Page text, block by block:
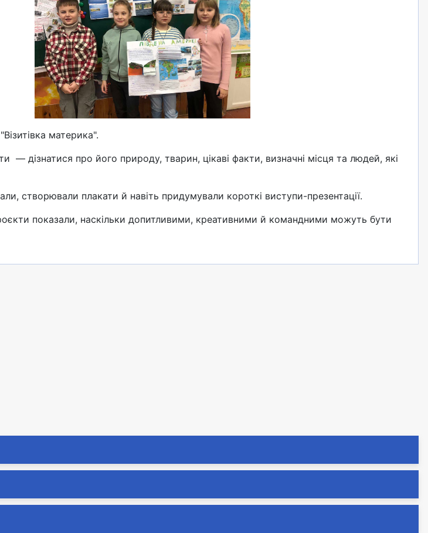
материка".
— дізнатися про його природу, тварин, цікаві факти, визначні місця та людей, які
створювали плакати й навіть придумували короткі виступи-презентації.
показали, наскільки допитливими, креативними й командними можуть бути